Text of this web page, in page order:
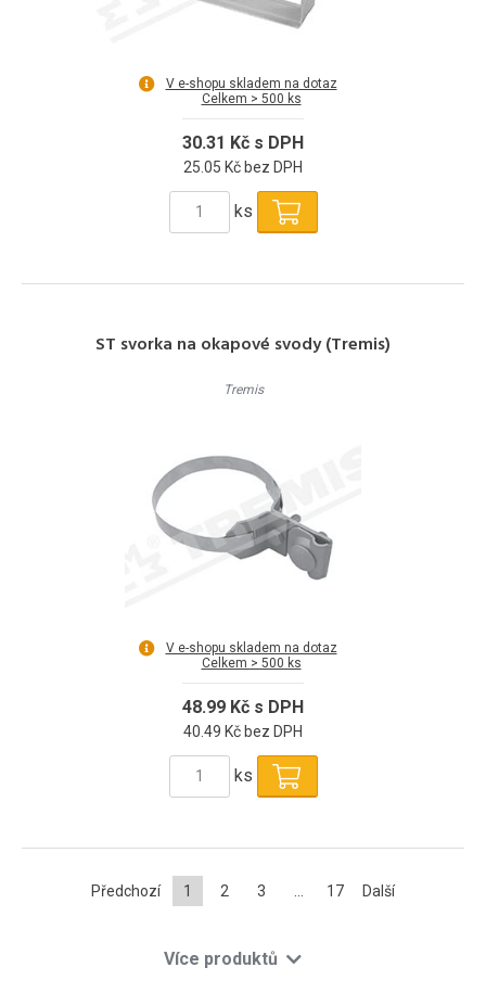
V e-shopu skladem na dotaz
Celkem > 500 ks
30.31 Kč s DPH
25.05 Kč bez DPH
ks
ST svorka na okapové svody (Tremis)
Tremis
V e-shopu skladem na dotaz
Celkem > 500 ks
48.99 Kč s DPH
40.49 Kč bez DPH
ks
Více produktů
Předchozí 1 2 3 17 Další